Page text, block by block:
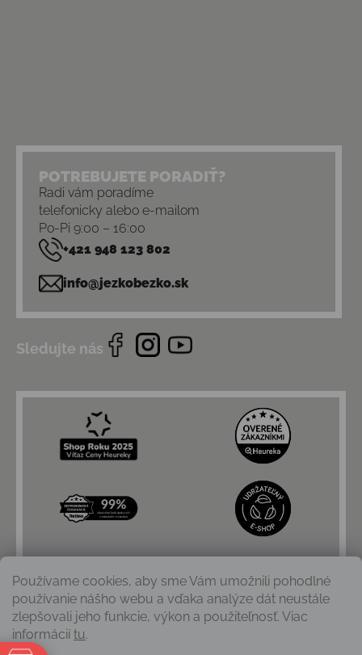
Používame cookies, aby sme Vám umožnili pohodlné
používanie nášho webu a vďaka analýze dát neustále
zlepšovali jeho funkcie, výkon a použiteľnosť. Viac
informácií tu.
POTREBUJETE PORADIŤ?
Radi vám poradíme
telefonicky alebo e-mailom
Po-Pi 9:00 – 16:00
+421 948 123 802
info@jezkobezko.sk
Sledujte nás